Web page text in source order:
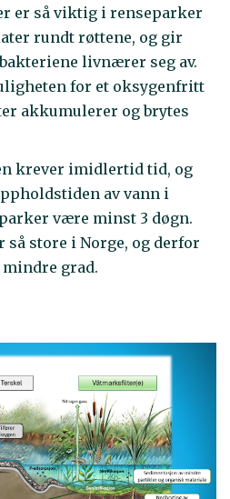
er så viktig i renseparker
rundt røttene, og gir
livnærer seg av.
for et oksygenfritt
akkumulerer og brytes
krever imidlertid tid, og
av vann i
være minst 3 døgn.
så store i Norge, og derfor
grad.